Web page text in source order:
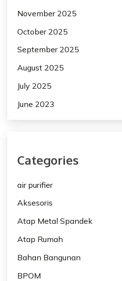
November 2025
October 2025
September 2025
August 2025
July 2025
June 2023
Categories
air purifier
Aksesoris
Atap Metal Spandek
Atap Rumah
Bahan Bangunan
BPOM